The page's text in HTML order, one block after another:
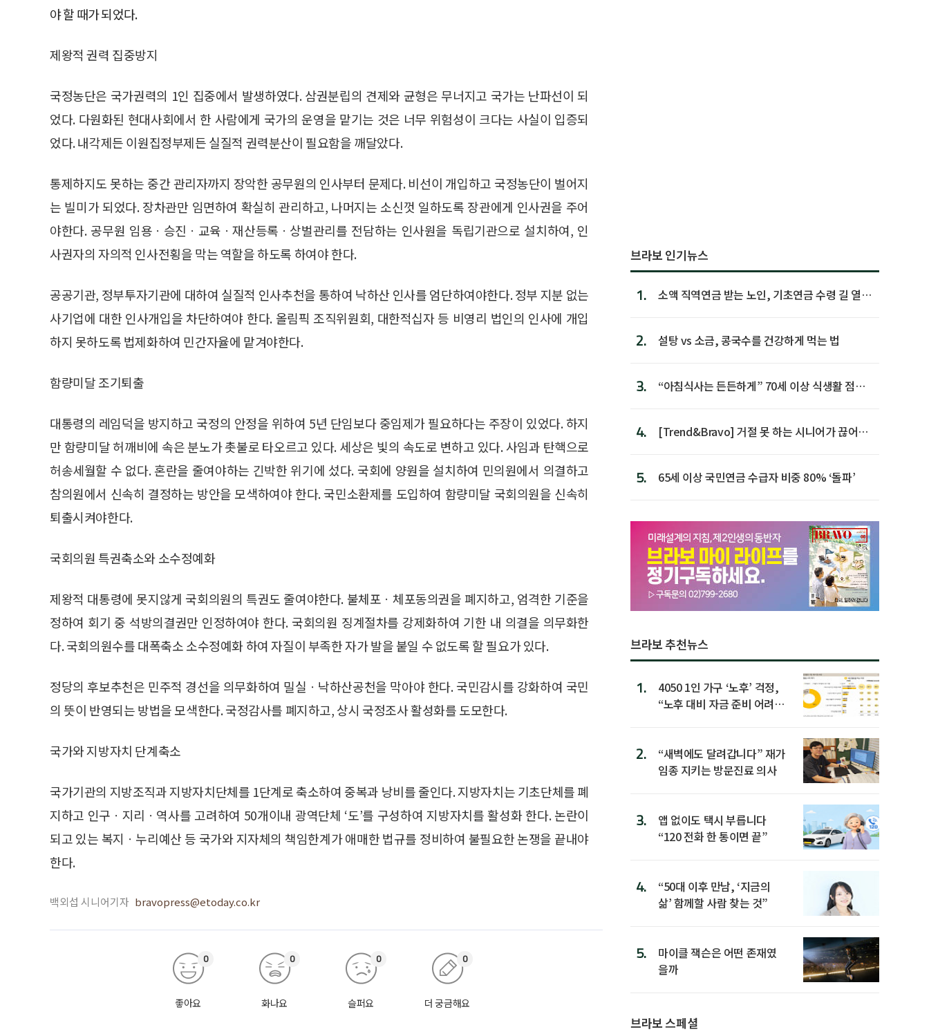
야 할 때가 되었다.
제왕적 권력 집중방지
국정농단은 국가권력의 1인 집중에서 발생하였다. 삼권분립의 견제와 균형은 무너지고 국가는 난파선이 되
었다. 다원화된 현대사회에서 한 사람에게 국가의 운영을 맡기는 것은 너무 위험성이 크다는 사실이 입증되
었다. 내각제든 이원집정부제든 실질적 권력분산이 필요함을 깨달았다.
통제하지도 못하는 중간 관리자까지 장악한 공무원의 인사부터 문제다. 비선이 개입하고 국정농단이 벌어지
는 빌미가 되었다. 장차관만 임면하여 확실히 관리하고, 나머지는 소신껏 일하도록 장관에게 인사권을 주어
야한다. 공무원 임용ㆍ승진ㆍ교육ㆍ재산등록ㆍ상벌관리를 전담하는 인사원을 독립기관으로 설치하여, 인
사권자의 자의적 인사전횡을 막는 역할을 하도록 하여야 한다.
공공기관, 정부투자기관에 대하여 실질적 인사추천을 통하여 낙하산 인사를 엄단하여야한다. 정부 지분 없는
사기업에 대한 인사개입을 차단하여야 한다. 올림픽 조직위원회, 대한적십자 등 비영리 법인의 인사에 개입
하지 못하도록 법제화하여 민간자율에 맡겨야한다.
함량미달 조기퇴출
대통령의 레임덕을 방지하고 국정의 안정을 위하여 5년 단임보다 중임제가 필요하다는 주장이 있었다. 하지
만 함량미달 허깨비에 속은 분노가 촛불로 타오르고 있다. 세상은 빛의 속도로 변하고 있다. 사임과 탄핵으로
허송세월할 수 없다. 혼란을 줄여야하는 긴박한 위기에 섰다. 국회에 양원을 설치하여 민의원에서 의결하고
참의원에서 신속히 결정하는 방안을 모색하여야 한다. 국민소환제를 도입하여 함량미달 국회의원을 신속히
퇴출시켜야한다.
국회의원 특권축소와 소수정예화
제왕적 대통령에 못지않게 국회의원의 특권도 줄여야한다. 불체포ㆍ체포동의권을 폐지하고, 엄격한 기준을
정하여 회기 중 석방의결권만 인정하여야 한다. 국회의원 징계절차를 강제화하여 기한 내 의결을 의무화한
다. 국회의원수를 대폭축소 소수정예화 하여 자질이 부족한 자가 발을 붙일 수 없도록 할 필요가 있다.
정당의 후보추천은 민주적 경선을 의무화하여 밀실ㆍ낙하산공천을 막아야 한다. 국민감시를 강화하여 국민
의 뜻이 반영되는 방법을 모색한다. 국정감사를 폐지하고, 상시 국정조사 활성화를 도모한다.
국가와 지방자치 단계축소
국가기관의 지방조직과 지방자치단체를 1단계로 축소하여 중복과 낭비를 줄인다. 지방자치는 기초단체를 폐
지하고 인구ㆍ지리ㆍ역사를 고려하여 50개이내 광역단체 ‘도’를 구성하여 지방자치를 활성화 한다. 논란이
되고 있는 복지ㆍ누리예산 등 국가와 지자체의 책임한계가 애매한 법규를 정비하여 불필요한 논쟁을 끝내야
한다.
백외섭 시니어기자 bravopress@etoday.co.kr
좋아요
0
화나요
0
슬퍼요
0
더 궁금해요
0
브라보 인기뉴스
1.
소액 직역연금 받는 노인, 기초연금 수령 길 열린
2. 설탕 vs 소금, 콩국수를 건강하게 먹는 법
3.
“아침식사는 든든하게” 70세 이상 식생활 점수
4.
[Trend&Bravo] 거절 못 하는 시니어가 끊어야
5. 65세 이상 국민연금 수급자 비중 80% ‘돌파’
브라보 추천뉴스
1.
4050 1인 가구 ‘노후’ 걱정,
“노후 대비 자금 준비 어려
2.
“새벽에도 달려갑니다” 재가
임종 지키는 방문진료 의사
3.
앱 없이도 택시 부릅니다
“120 전화 한 통이면 끝”
4.
“50대 이후 만남, ‘지금의
삶’ 함께할 사람 찾는 것”
5.
마이클 잭슨은 어떤 존재였
을까
브라보 스페셜